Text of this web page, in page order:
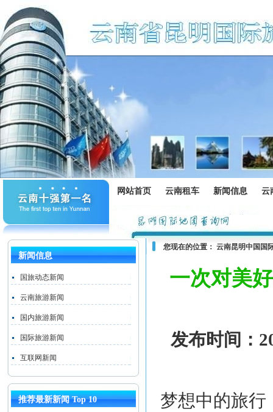
网站首页 云南租车 新闻信息 云
新闻信息
国旅动态新闻
云南旅游新闻
国内旅游新闻
国际旅游新闻
互联网新闻
推荐最新新闻 Top 10
您现在的位置： 云南昆明中国国
一次对美
发布时间：
梦想中的旅行